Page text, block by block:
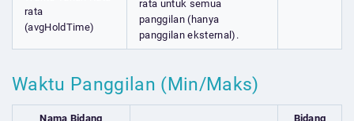
rata
(avgHoldTime)
rata untuk semua
panggilan (hanya
panggilan eksternal).
Waktu Panggilan (Min/Maks)
Nama Bidang Bidang